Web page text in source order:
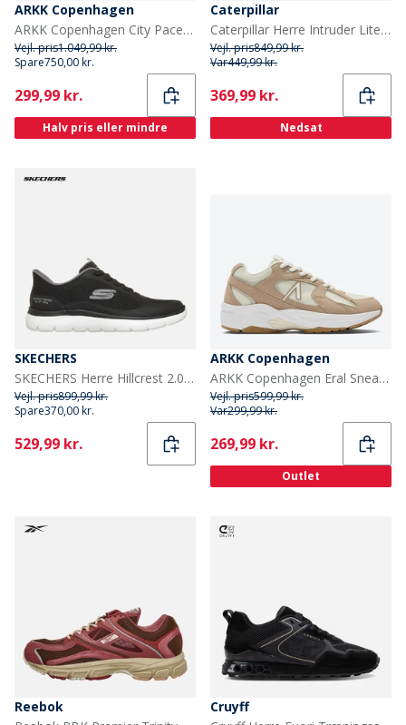
ARKK Copenhagen
ARKK Copenhagen City Pace Sneakers Klar Hvid/Navy Bright White Navy
Vejl. pris1.049,99 kr.
Spare750,00 kr.
Current
299,99 kr.
Halv pris eller mindre
Caterpillar
Caterpillar Herre Intruder Lite Vent Sko Lys Hvid
Vejl. pris849,99 kr.
Var449,99 kr.
Current
369,99 kr.
Nedsat
SKECHERS
SKECHERS Herre Hillcrest 2.0 Woodrock Peak Sneakers Sort
Vejl. pris899,99 kr.
Spare370,00 kr.
Current
529,99 kr.
ARKK Copenhagen
ARKK Copenhagen Eral Sneakers Beige/Hvid Beige White
Vejl. pris599,99 kr.
Var299,99 kr.
Current
269,99 kr.
Outlet
Reebok
Cruyff